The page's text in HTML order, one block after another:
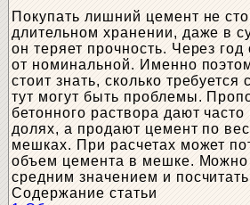
Покупать лишний цемент не
длительном хранении, даже в
он теряет прочность. Через год
от номинальной. Именно
стоит знать, сколько
тут могут быть проблемы.
бетонного раствора дают
долях, а продают цемент по
мешках. При расчетах может
объем цемента в мешке. Можно
средним значением и
Содержание статьи